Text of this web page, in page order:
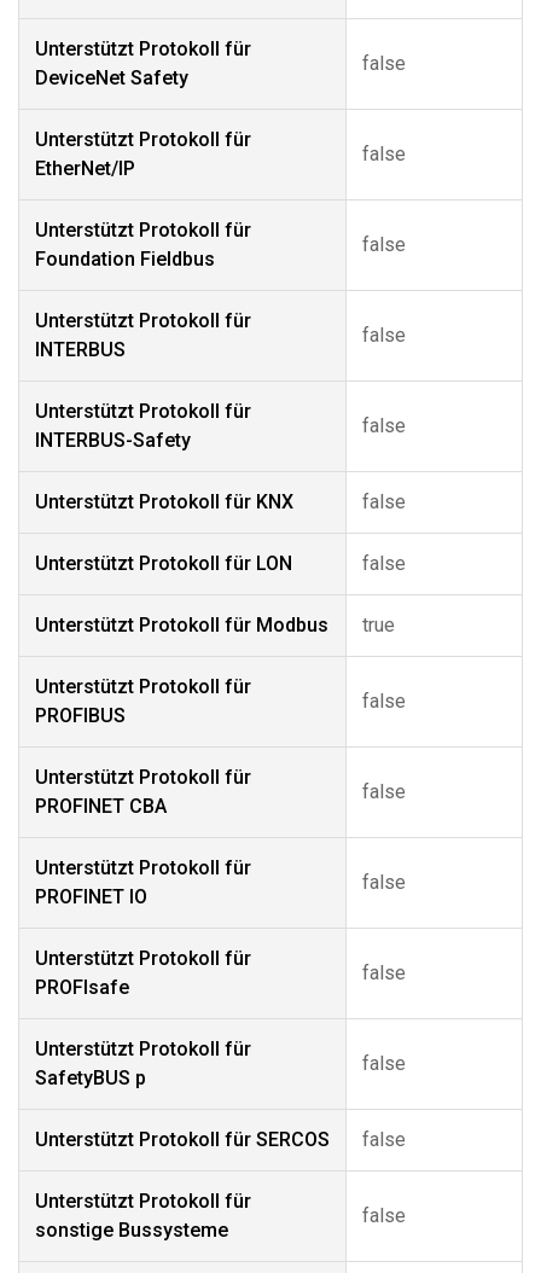
Unterstützt Protokoll für
DeviceNet Safety
false
Unterstützt Protokoll für
EtherNet/IP
false
Unterstützt Protokoll für
Foundation Fieldbus
false
Unterstützt Protokoll für
INTERBUS
false
Unterstützt Protokoll für
INTERBUS-Safety
false
Unterstützt Protokoll für KNX false
Unterstützt Protokoll für LON false
Unterstützt Protokoll für Modbus true
Unterstützt Protokoll für
PROFIBUS
false
Unterstützt Protokoll für
PROFINET CBA
false
Unterstützt Protokoll für
PROFINET IO
false
Unterstützt Protokoll für
PROFIsafe
false
Unterstützt Protokoll für
SafetyBUS p
false
Unterstützt Protokoll für SERCOS false
Unterstützt Protokoll für
sonstige Bussysteme
false